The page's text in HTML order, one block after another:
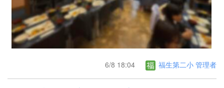
6/8 18:04 福生第二小 管理者